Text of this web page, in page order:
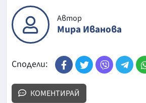
Автор
Мира Иванова
Сподели:
КОМЕНТИРАЙ